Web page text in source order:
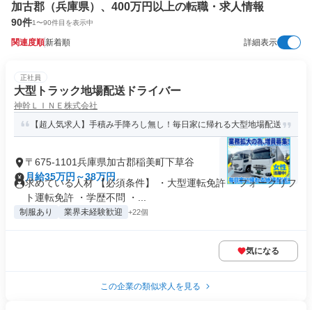
加古郡（兵庫県）、400万円以上の転職・求人情報
90件1〜90件目を表示中
関連度順新着順 詳細表示
正社員
大型トラック地場配送ドライバー
神幹ＬＩＮＥ株式会社
【超人気求人】手積み手降ろし無し！毎日家に帰れる大型地場配送
〒675-1101兵庫県加古郡稲美町下草谷
月給35万円～38万円
求めている人材 【必須条件】 ・大型運転免許 ・フォークリフ
ト運転免許 ・学歴不問 ・...
制服あり 業界未経験歓迎 +22個
気になる
この企業の類似求人を見る